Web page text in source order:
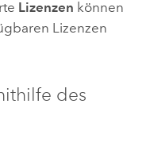
Lizenzen können
Lizenzen
des